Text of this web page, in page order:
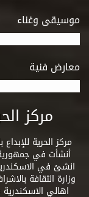
موسيقى وغناء
معارض فنية
مركز
مركز الحرية
أنشأت في
انشئ في
وزارة الثقافة
اهالي